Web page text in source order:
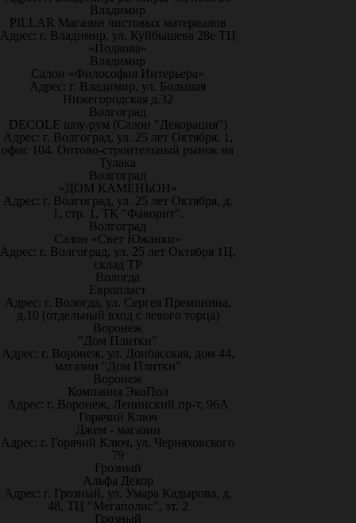
Владимир
PILLAR Магазин чистовых материалов
Адрес: г. Владимир, ул. Куйбышева 28е ТЦ
«Подкова»
Владимир
Салон «Философия Интерьера»
Адрес: г. Владимир, ул. Большая
Нижегородская д.32
Волгоград
DECOLE шоу-рум (Салон "Декорация")
Адрес: г. Волгоград, ул. 25 лет Октября, 1,
офис 104. Оптово-строительный рынок на
Тулака
Волгоград
«ДОМ КАМЕНЬОН»
Адрес: г. Волгоград, ул. 25 лет Октября, д.
1, стр. 1, ТК "Фаворит".
Волгоград
Салон «Свет Южанки»
Адрес: г. Волгоград, ул. 25 лет Октября 1Ц,
склад ТР
Вологда
Европласт
Адрес: г. Вологда, ул. Сергея Преминина,
д.10 (отдельный вход с левого торца)
Воронеж
"Дом Плитки"
Адрес: г. Воронеж. ул. Донбасская, дом 44,
магазин "Дом Плитки"
Воронеж
Компания ЭкоПол
Адрес: г. Воронеж, Ленинский пр-т, 96А
Горячий Ключ
Джем - магазин
Адрес: г. Горячий Ключ, ул. Черняховского
79
Грозный
Альфа Декор
Адрес: г. Грозный, ул. Умара Кадырова, д.
48, ТЦ "Мегаполис", эт. 2
Грозный